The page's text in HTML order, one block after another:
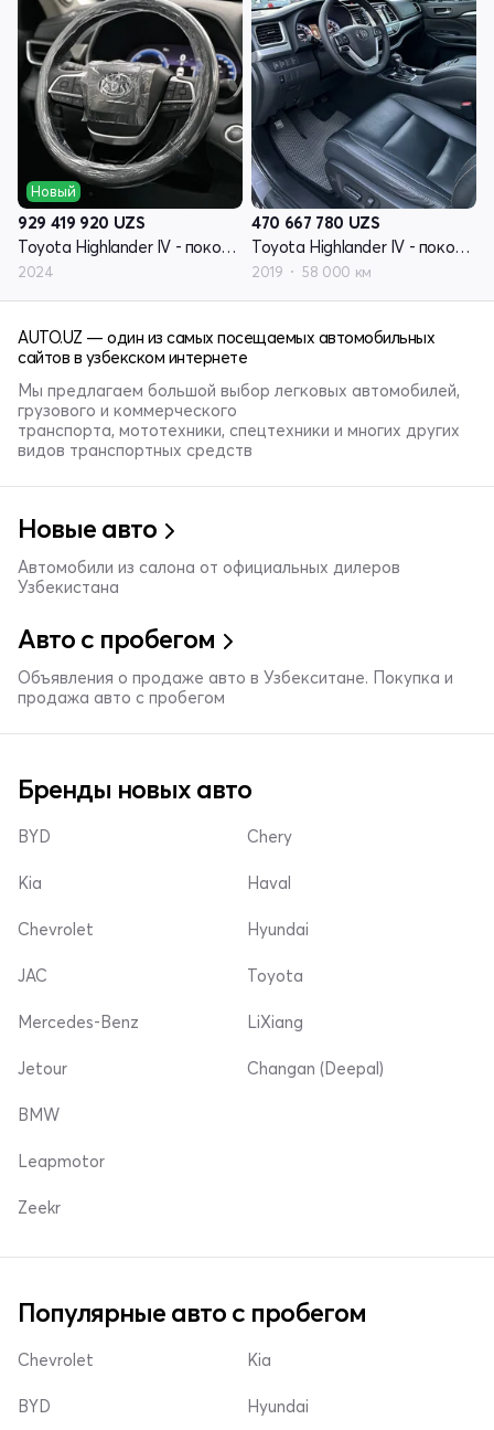
Новый
929 419 920 UZS
Toyota Highlander IV - поколение (U70)
2024
470 667 780 UZS
Toyota Highlander IV - поколение (U70)
2019 58 000 км
AUTO.UZ — один из самых посещаемых автомобильных
сайтов в узбекском интернете
Мы предлагаем большой выбор легковых автомобилей,
грузового и коммерческого
транспорта, мототехники, спецтехники и многих других
видов транспортных средств
Новые авто
Автомобили из салона от официальных дилеров
Узбекистана
Авто с пробегом
Объявления о продаже авто в Узбекситане. Покупка и
продажа авто с пробегом
Бренды новых авто
BYD
Kia
Chevrolet
Chery
Haval
Hyundai
JAC
Mercedes-Benz
Jetour
Toyota
LiXiang
Changan (Deepal)
BMW
Leapmotor
Zeekr
Популярные авто с пробегом
Chevrolet
BYD
Kia
Hyundai